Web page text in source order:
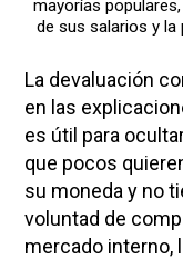
mayorías
de sus salarios y la
La devaluación
en las
es útil para
que pocos
su moneda y no
voluntad de
mercado interno,